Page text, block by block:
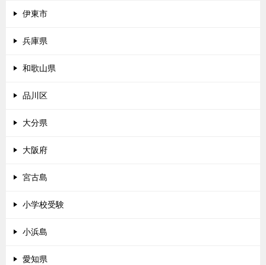
伊東市
兵庫県
和歌山県
品川区
大分県
大阪府
宮古島
小学校受験
小浜島
愛知県